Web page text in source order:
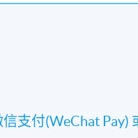
支付(WeChat Pay)